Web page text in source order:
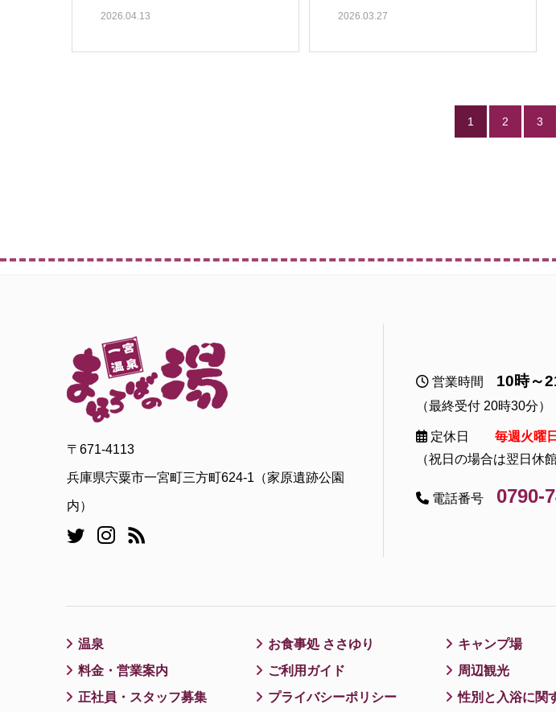
2026.04.13 2026.03.27
1 2 3
〒671-4113
兵庫県宍粟市一宮町三方町624-1（家原遺跡公園
内）
営業時間 10時～
（最終受付 20時30分）
定休日 毎週火曜日
（祝日の場合は翌日休館
電話番号 0790-
温泉 お食事処 ささゆり キャンプ場
料金・営業案内
ご利用ガイド 周辺観光
正社員・スタッフ募集
プライバシーポリシー 性別と入浴に関